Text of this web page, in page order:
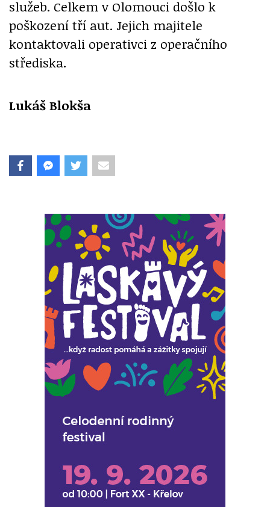
služeb. Celkem v Olomouci došlo k
poškození tří aut. Jejich majitele
kontaktovali operativci z operačního
střediska.
Lukáš Blokša